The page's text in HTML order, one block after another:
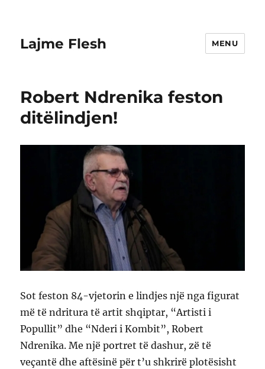
Lajme Flesh MENU
Robert Ndrenika feston
ditëlindjen!
Sot feston 84-vjetorin e lindjes një nga figurat
më të ndritura të artit shqiptar, “Artisti i
Popullit” dhe “Nderi i Kombit”, Robert
Ndrenika. Me një portret të dashur, zë të
veçantë dhe aftësinë për t’u shkrirë plotësisht